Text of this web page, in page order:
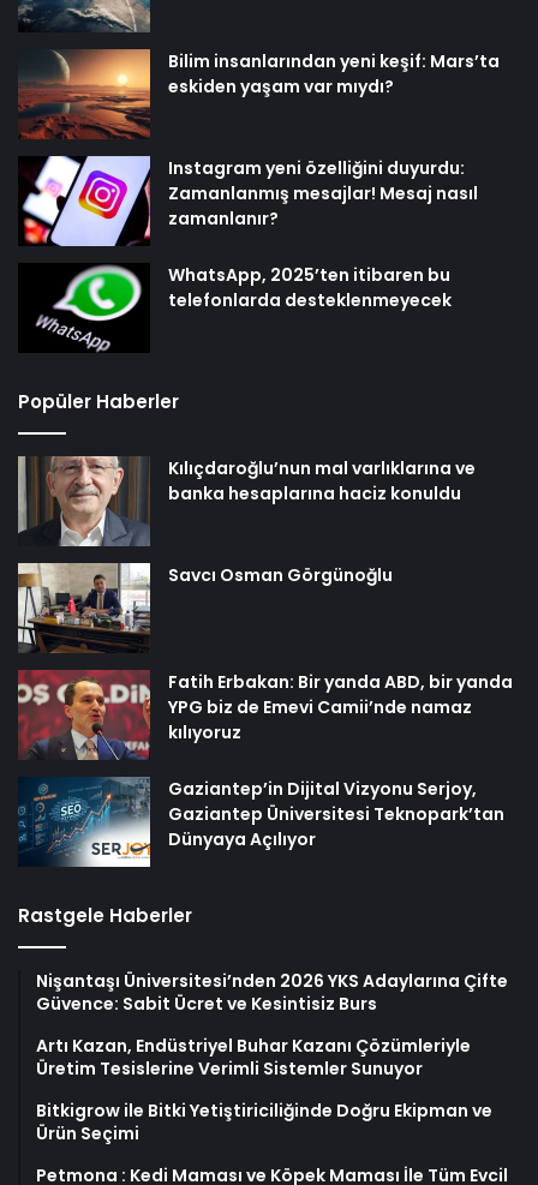
Bilim insanlarından yeni keşif: Mars’ta
eskiden yaşam var mıydı?
Instagram yeni özelliğini duyurdu:
Zamanlanmış mesajlar! Mesaj nasıl
zamanlanır?
WhatsApp, 2025’ten itibaren bu
telefonlarda desteklenmeyecek
Popüler Haberler
Kılıçdaroğlu’nun mal varlıklarına ve
banka hesaplarına haciz konuldu
Savcı Osman Görgünoğlu
Fatih Erbakan: Bir yanda ABD, bir yanda
YPG biz de Emevi Camii’nde namaz
kılıyoruz
Gaziantep’in Dijital Vizyonu Serjoy,
Gaziantep Üniversitesi Teknopark’tan
Dünyaya Açılıyor
Rastgele Haberler
Nişantaşı Üniversitesi’nden 2026 YKS Adaylarına Çifte
Güvence: Sabit Ücret ve Kesintisiz Burs
Artı Kazan, Endüstriyel Buhar Kazanı Çözümleriyle
Üretim Tesislerine Verimli Sistemler Sunuyor
Bitkigrow ile Bitki Yetiştiriciliğinde Doğru Ekipman ve
Ürün Seçimi
Petmona : Kedi Maması ve Köpek Maması İle Tüm Evcil